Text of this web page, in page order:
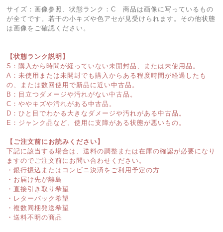
サイズ：画像参照、状態ランク：C 商品は画像に写っているもの
が全てです。若干の小キズや色アセが見受けられます。その他状態
は画像をご確認ください。
【状態ランク説明】
S：購入から時間が経っていない未開封品、または未使用品。
A：未使用または未開封でも購入からある程度時間が経過したも
の、または数回使用で新品に近い中古品。
B：目立つダメージや汚れがない中古品。
C：ややキズや汚れがある中古品。
D：ひと目でわかる大きなダメージや汚れがある中古品。
E：ジャンク品など、使用に支障がある状態が悪いもの。
【ご注文前にお読みください】
下記に該当する場合は、送料の調整または在庫の確認が必要になり
ますのでご注文前にお問い合わせください。
・銀行振込またはコンビニ決済をご利用予定の方
・お届け先が離島
・直接引き取り希望
・レターパック希望
・複数同梱発送希望
・送料不明の商品